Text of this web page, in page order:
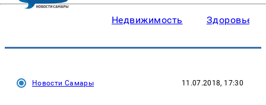
Недвижимость Здоровье
Новости Самары 11.07.2018, 17:30